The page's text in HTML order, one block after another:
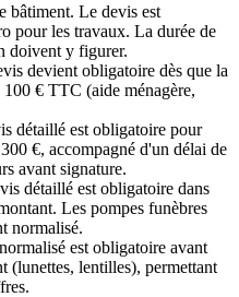
bâtiment. Le devis est
pour les travaux. La durée de
doivent y figurer.
devient obligatoire dès que la
100 € TTC (aide ménagère,
détaillé est obligatoire pour
€, accompagné d'un délai de
avant signature.
détaillé est obligatoire dans
Les pompes funèbres
normalisé.
est obligatoire avant
(lunettes, lentilles), permettant